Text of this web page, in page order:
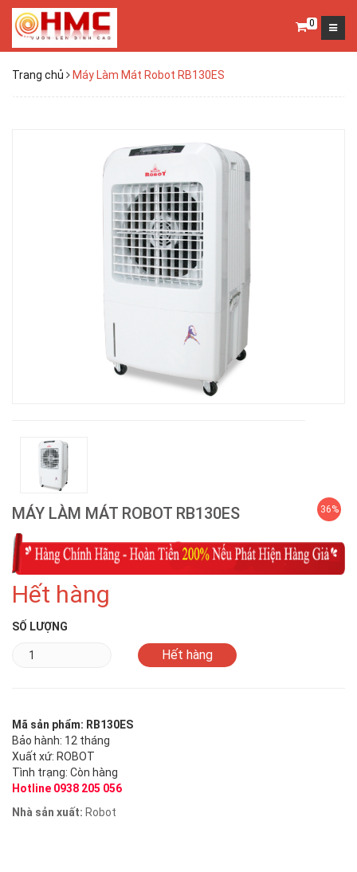
0
Trang chủ Máy Làm Mát Robot RB130ES
MÁY LÀM MÁT ROBOT RB130ES
Hết hàng
36%
SỐ LƯỢNG
Mã sản phẩm: RB130ES
Bảo hành: 12 tháng
Xuất xứ: ROBOT
Tình trạng: Còn hàng
Hotline 0938 205 056
Nhà sản xuất: Robot